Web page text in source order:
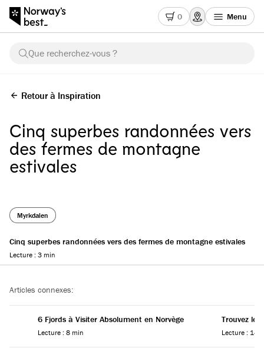
0 Menu
Que recherchez-vous ?
Retour à Inspiration
Cinq superbes randonnées vers
des fermes de montagne
estivales
Myrkdalen
Cinq superbes randonnées vers des fermes de montagne estivales
Lecture : 3 min
Articles connexes:
6 Fjords à Visiter Absolument en Norvège
Lecture : 8 min
Trouvez le
Lecture : 14